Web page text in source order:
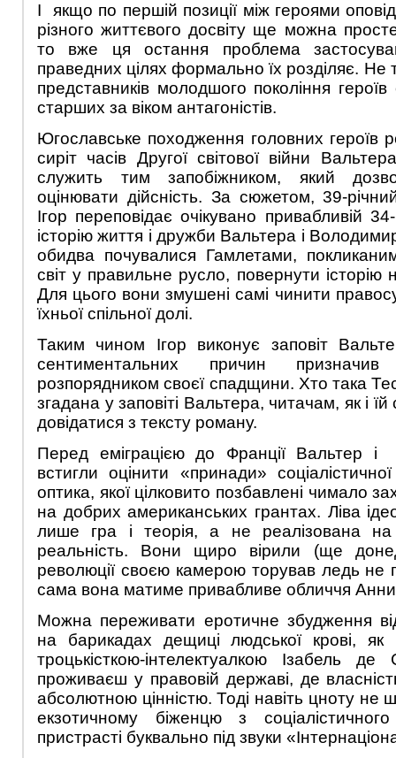
І якщо по першій позиції між героями
різного життєвого досвіту ще можна
то вже ця остання проблема
праведних цілях формально їх розділяє. Не
представників молодшого покоління героїв
старших за віком антагоністів.
Югославське походження головних героїв
сиріт часів Другої світової війни
служить тим запобіжником, який
оцінювати дійсність. За сюжетом, 39-
Ігор переповідає очікувано привабливій
історію життя і дружби Вальтера і
обидва почувалися Гамлетами,
світ у правильне русло, повернути
Для цього вони змушені самі чинити
їхньої спільної долі.
Таким чином Ігор виконує заповіт
сентиментальних причин
розпорядником своєї спадщини. Хто така
згадана у заповіті Вальтера, читачам, як і
довідатися з тексту роману.
Перед еміграцією до Франції Вальтер і
встигли оцінити «принади»
оптика, якої цілковито позбавлені чимало
на добрих американських грантах. Ліва
лише гра і теорія, а не реалізована на
реальність. Вони щиро вірили (ще
революції своєю камерою торував ледь не
сама вона матиме привабливе обличчя Анни
Можна переживати еротичне збудження
на барикадах дещиці людської крові, як
троцькісткою-інтелектуалкою Ізабель
проживаєш у правовій державі, де
абсолютною цінністю. Тоді навіть цноту не
екзотичному біженцю з
пристрасті буквально під звуки